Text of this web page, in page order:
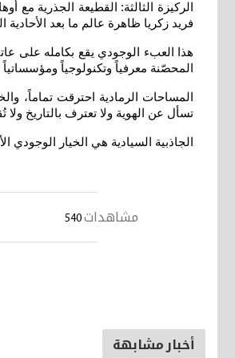
الركيزة الثالثة: القطيعة الجذرية مع
فريد زكريا ظاهرة عالم ما بعد
هذا العبء الوجودي يقع بكامله على
المحصّنة معرفياً وتكنولوجياً
المساحات الرمادية احترقت تماماً،
تسأل عن الهوية ولا تعترف بالتاريخ ولا
الجاذبية السيادية هي الخيار
مشاهدات 540
أخبار مشابهة